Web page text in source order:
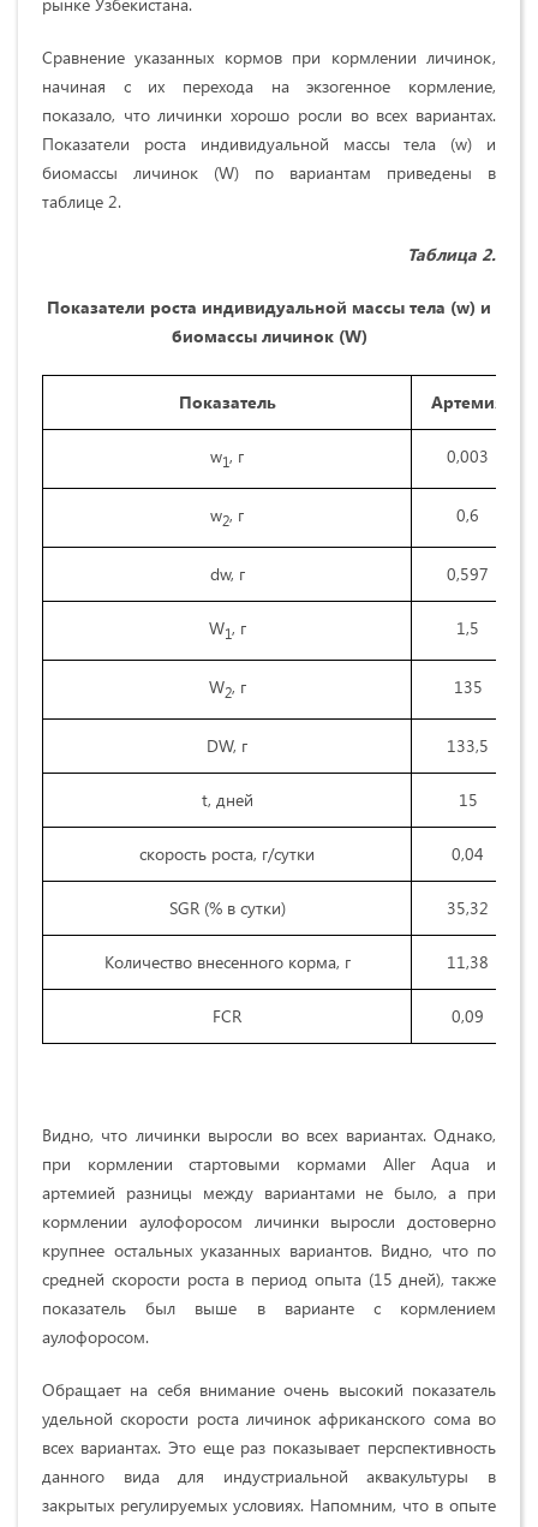
Сравнение указанных кормов при кормлении личинок,
начиная с их перехода на экзогенное кормление,
показало, что личинки хорошо росли во всех вариантах.
Показатели роста индивидуальной массы тела (w) и
биомассы личинок (W) по вариантам приведены в
таблице 2.
Таблица 2.
Показатели роста индивидуальной массы тела (w) и
биомассы личинок (W)
Показатель Артемия
w1, г 0,003
w2, г 0,6
dw, г 0,597
W1, г 1,5
W2, г 135
DW, г 133,5
t, дней 15
скорость роста, г/сутки 0,04
SGR (% в сутки) 35,32
Количество внесенного корма, г 11,38
FCR 0,09
Видно, что личинки выросли во всех вариантах. Однако,
при кормлении стартовыми кормами Aller Aqua и
артемией разницы между вариантами не было, а при
кормлении аулофоросом личинки выросли достоверно
крупнее остальных указанных вариантов. Видно, что по
средней скорости роста в период опыта (15 дней), также
показатель был выше в варианте с кормлением
аулофоросом.
Обращает на себя внимание очень высокий показатель
удельной скорости роста личинок африканского сома во
всех вариантах. Это еще раз показывает перспективность
данного вида для индустриальной аквакультуры в
закрытых регулируемых условиях. Напомним, что в опыте